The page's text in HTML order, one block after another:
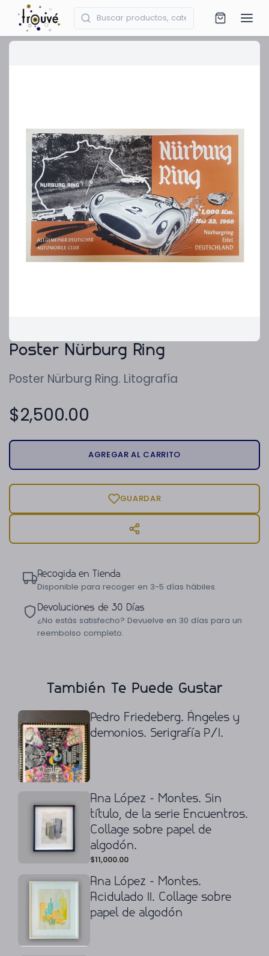
Poster Nürburg Ring
Poster Nürburg Ring. Litografía
$2,500.00
AGREGAR AL CARRITO
GUARDAR
Recogida en Tienda
Disponible para recoger en 3-5 días hábiles.
Devoluciones de 30 Días
¿No estás satisfecho? Devuelve en 30 días para un
reembolso completo.
También Te Puede Gustar
Pedro Friedeberg. Ángeles y
demonios. Serigrafía P/I.
Ana López - Montes. Sin
título, de la serie Encuentros.
Collage sobre papel de
algodón.
$11,000.00
Ana López - Montes.
Acidulado II. Collage sobre
papel de algodón